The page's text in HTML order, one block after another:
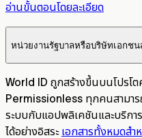
อ่านขั้นตอนโดยละเอียด
หน่วยงานรัฐบาลหรือบริษัทเอกช
World ID ถูกสร้างขึ้นบนโปรโ
Permissionless ทุกคนสามา
ระบบกับแอปพลิเคชันและบริก
ได้อย่างอิสระ เอกสารทั้งหมดส